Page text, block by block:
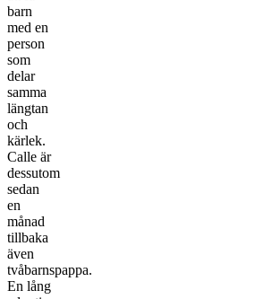
barn
med en
person
som
delar
samma
längtan
och
kärlek.
Calle är
dessutom
sedan
en
månad
tillbaka
även
tvåbarnspappa.
En lång